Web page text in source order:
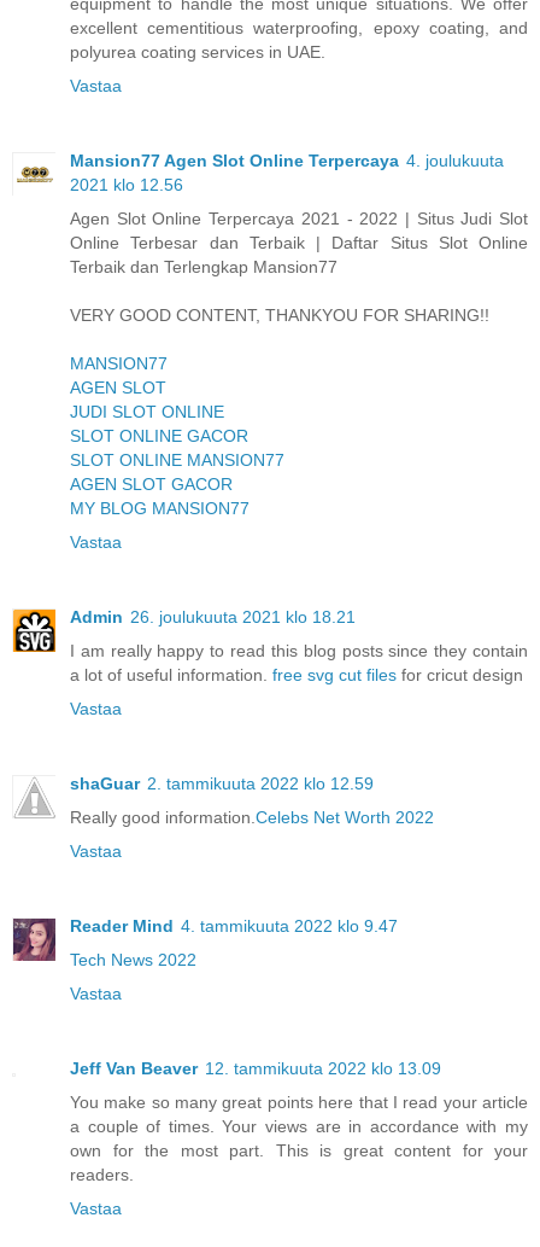
excellent cementitious waterproofing, epoxy coating, and
polyurea coating services in UAE.
Vastaa
Mansion77 Agen Slot Online Terpercaya 4. joulukuuta
2021 klo 12.56
Agen Slot Online Terpercaya 2021 - 2022 | Situs Judi Slot
Online Terbesar dan Terbaik | Daftar Situs Slot Online
Terbaik dan Terlengkap Mansion77
VERY GOOD CONTENT, THANKYOU FOR SHARING!!
MANSION77
AGEN SLOT
JUDI SLOT ONLINE
SLOT ONLINE GACOR
SLOT ONLINE MANSION77
AGEN SLOT GACOR
MY BLOG MANSION77
Vastaa
Admin 26. joulukuuta 2021 klo 18.21
I am really happy to read this blog posts since they contain
a lot of useful information. free svg cut files for cricut design
Vastaa
shaGuar 2. tammikuuta 2022 klo 12.59
Really good information. Celebs Net Worth 2022
Vastaa
Reader Mind 4. tammikuuta 2022 klo 9.47
Tech News 2022
Vastaa
Jeff Van Beaver 12. tammikuuta 2022 klo 13.09
You make so many great points here that I read your article
a couple of times. Your views are in accordance with my
own for the most part. This is great content for your
readers.
Vastaa